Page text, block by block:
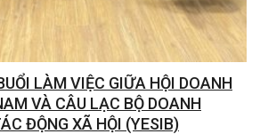
LÀM VIỆC GIỮA HỘI DOANH
VÀ CÂU LẠC BỘ DOANH
ĐỘNG XÃ HỘI (YESIB)